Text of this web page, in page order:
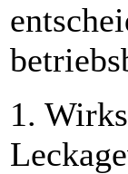
1.